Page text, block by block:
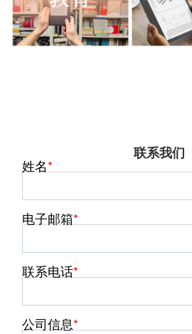
联系我们
姓名
电子邮箱
联系电话
公司信息